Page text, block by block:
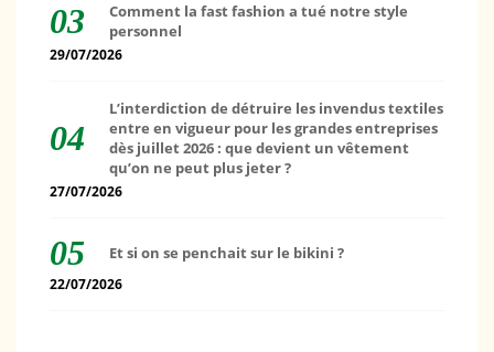
Comment la fast fashion a tué notre style
personnel
29/07/2026
L’interdiction de détruire les invendus textiles
entre en vigueur pour les grandes entreprises
dès juillet 2026 : que devient un vêtement
qu’on ne peut plus jeter ?
27/07/2026
Et si on se penchait sur le bikini ?
22/07/2026